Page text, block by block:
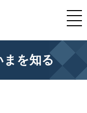
まを知る